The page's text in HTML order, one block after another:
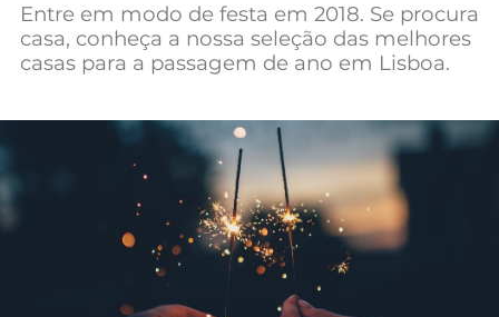
Negócios
Mundial 2026
Entre em modo de festa em 2018. Se procura
casa, conheça a nossa seleção das melhores
casas para a passagem de ano em Lisboa.